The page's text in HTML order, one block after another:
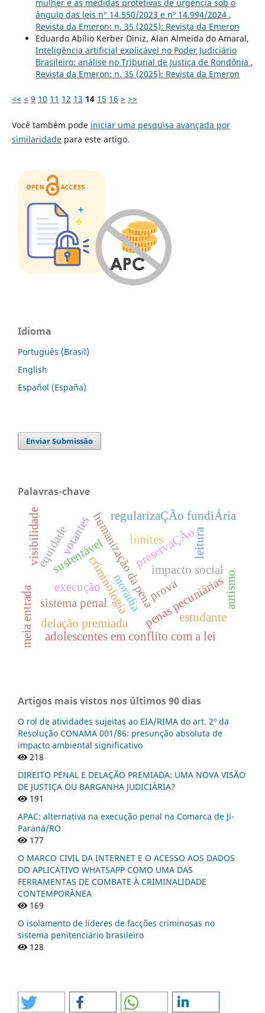
mulher e as medidas protetivas de urgência sob o
ângulo das leis n° 14.550/2023 e nº 14.994/2024 ,
Revista da Emeron: n. 35 (2025): Revista da Emeron
Eduardo Abílio Kerber Diniz, Alan Almeida do Amaral,
Inteligência artificial explicável no Poder Judiciário
Brasileiro: análise no Tribunal de Justiça de Rondônia ,
Revista da Emeron: n. 35 (2025): Revista da Emeron
<< < 9 10 11 12 13 14 15 16 > >>
Você também pode iniciar uma pesquisa avançada por
similaridadepara este artigo.
Idioma
Português (Brasil)
English
Español (España)
Enviar Submissão
Palavras-chave
penas pecuniárias
preservaÇÃo
criminologia
sustentável leitura
humanização da pena
regularizaÇÃo fundiÁria
moradia
adolescentes em conflito com a lei
execução
delação premiada
sistema penal
impacto social
equidade limites
prova
estudante
meia entrada autismo
visibilidade votantes
Artigos mais vistos nos últimos 90 dias
O rol de atividades sujeitas ao EIA/RIMA do art. 2º da
Resolução CONAMA 001/86: presunção absoluta de
impacto ambiental significativo
218
DIREITO PENAL E DELAÇÃO PREMIADA: UMA NOVA VISÃO
DE JUSTIÇA OU BARGANHA JUDICIÁRIA?
191
APAC: alternativa na execução penal na Comarca de Ji-
Paraná/RO
177
O MARCO CIVIL DA INTERNET E O ACESSO AOS DADOS
DO APLICATIVO WHATSAPP COMO UMA DAS
FERRAMENTAS DE COMBATE À CRIMINALIDADE
CONTEMPORÂNEA
169
O isolamento de líderes de facções criminosas no
sistema penitenciário brasileiro
128